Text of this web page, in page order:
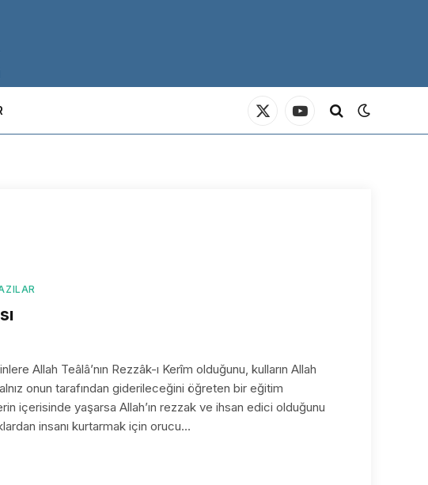
X
(Twitter)
YouTube
Allah Teâlâ’nın Rezzâk-ı Kerîm olduğunu, kulların Allah
onun tarafından giderileceğini öğreten bir eğitim
içerisinde yaşarsa Allah’ın rezzak ve ihsan edici olduğunu
insanı kurtarmak için orucu…